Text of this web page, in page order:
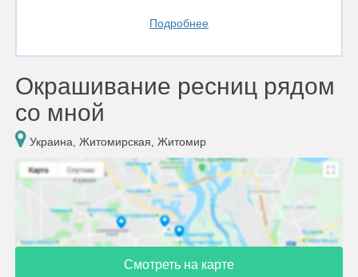
Подробнее
Окрашивание ресниц рядом
со мной
Украина, Житомирская, Житомир
Смотреть на карте